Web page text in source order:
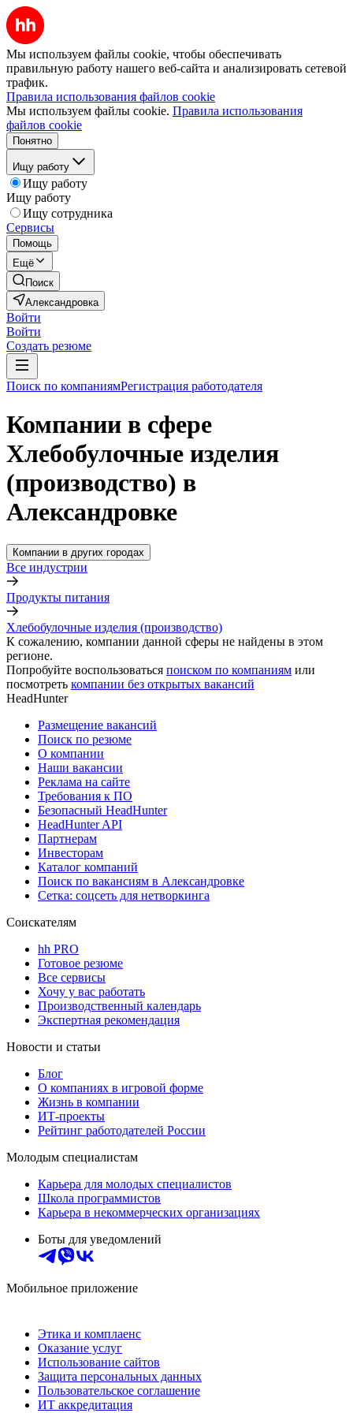
Мы используем файлы cookie, чтобы обеспечивать
правильную работу нашего веб-сайта и анализировать сетевой
трафик.
Правила использования файлов cookie
Мы используем файлы cookie. Правила использования
файлов cookie
Понятно
Ищу работу
Ищу работу
Ищу работу
Ищу сотрудника
Сервисы
Помощь
Ещё
Поиск
Александровка
Войти
Войти
Создать резюме
Поиск по компаниямРегистрация работодателя
Компании в сфере
Хлебобулочные изделия
(производство) в
Александровке
Компании в других городах
Все индустрии
Продукты питания
Хлебобулочные изделия (производство)
К сожалению, компании данной сферы не найдены в этом
регионе.
Попробуйте воспользоваться поиском по компаниям или
посмотреть компании без открытых вакансий
HeadHunter
Размещение вакансий
Поиск по резюме
О компании
Наши вакансии
Реклама на сайте
Требования к ПО
Безопасный HeadHunter
HeadHunter API
Партнерам
Инвесторам
Каталог компаний
Поиск по вакансиям в Александровке
Сетка: соцсеть для нетворкинга
Соискателям
hh PRO
Готовое резюме
Все сервисы
Хочу у вас работать
Производственный календарь
Экспертная рекомендация
Новости и статьи
Блог
О компаниях в игровой форме
Жизнь в компании
ИТ-проекты
Рейтинг работодателей России
Молодым специалистам
Карьера для молодых специалистов
Школа программистов
Карьера в некоммерческих организациях
Боты для уведомлений
Мобильное приложение
Этика и комплаенс
Оказание услуг
Использование сайтов
Защита персональных данных
Пользовательское соглашение
ИТ аккредитация